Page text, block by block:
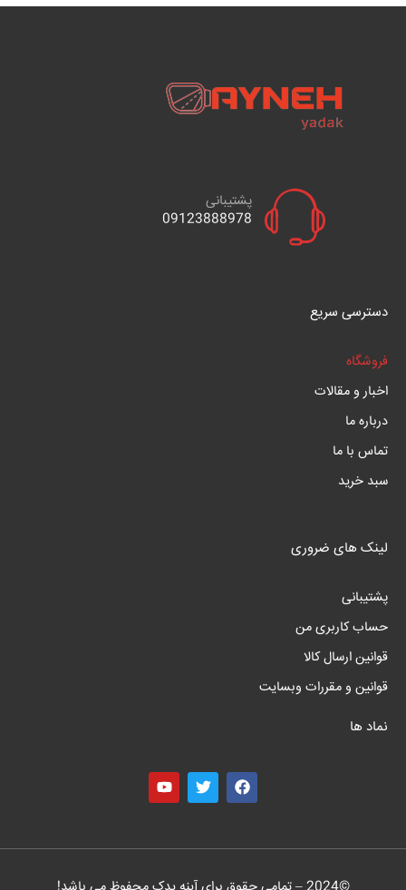
پشتیبانی
09123888978
دسترسی سریع
فروشگاه
اخبار و مقالات
درباره ما
تماس با ما
سبد خرید
لینک های ضروری
پشتیبانی
حساب کاربری من
قوانین ارسال کالا
قوانین و مقررات وبسایت
نماد ها